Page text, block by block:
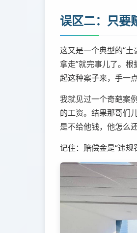
误区二：只要
这又是一个典型的“
拿走”就完事儿了。
起这种案子来，手一
我就见过一个奇葩案
的工资。结果那哥们
是不给他钱，他怎么
记住：赔偿金是“违规